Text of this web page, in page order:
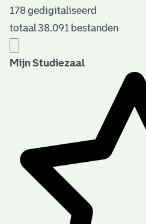
178 gedigitaliseerd
totaal 38.091 bestanden
Mijn Studiezaal